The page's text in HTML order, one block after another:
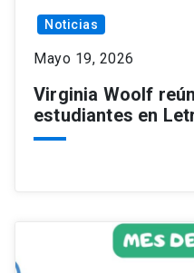
Noticias
Mayo 19, 2026
Virginia Woolf
estudiantes en